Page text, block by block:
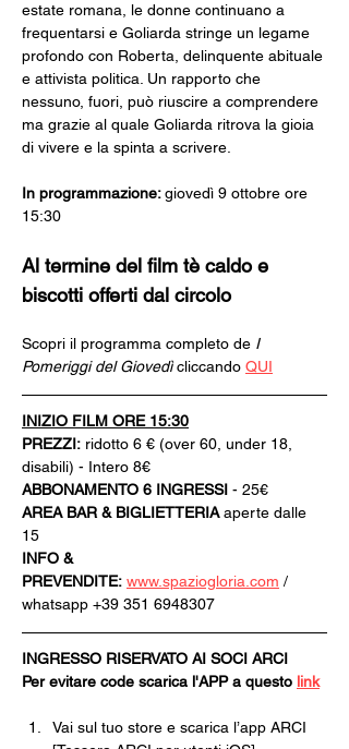
estate romana, le donne continuano a
frequentarsi e Goliarda stringe un legame
profondo con Roberta, delinquente abituale
e attivista politica. Un rapporto che
nessuno, fuori, può riuscire a comprendere
ma grazie al quale Goliarda ritrova la gioia
di vivere e la spinta a scrivere.
In programmazione: giovedì 9 ottobre ore
15:30
Al termine del film tè caldo e
biscotti offerti dal circolo
Scopri il programma completo de I
Pomeriggi del Giovedì cliccando QUI
INIZIO FILM ORE 15:30
PREZZI: ridotto 6 € (over 60, under 18,
disabili) - Intero 8€
ABBONAMENTO 6 INGRESSI - 25€
AREA BAR & BIGLIETTERIA aperte dalle
15
INFO &
PREVENDITE: www.spaziogloria.com /
whatsapp +39 351 6948307
INGRESSO RISERVATO AI SOCI ARCI
Per evitare code scarica l'APP a questo link
Vai sul tuo store e scarica l’app ARCI